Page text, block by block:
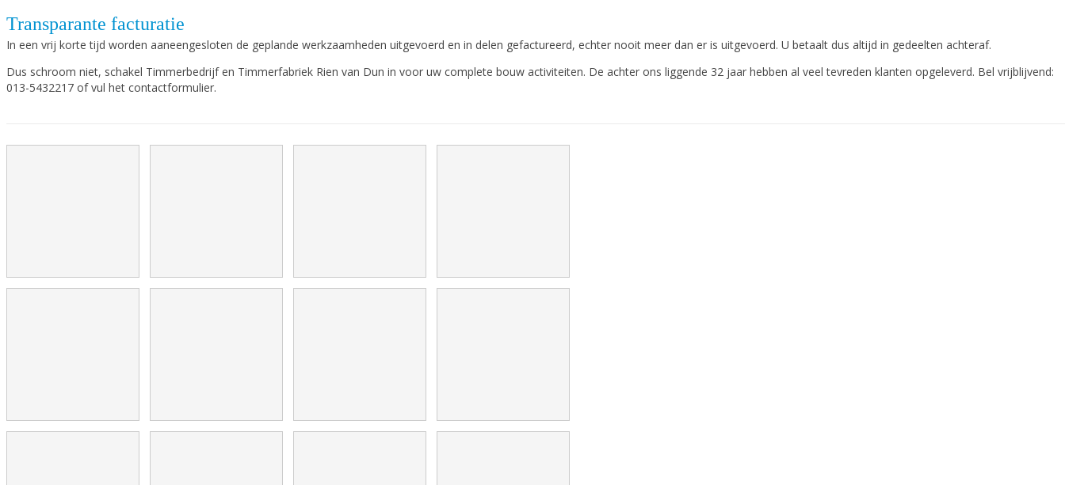
Transparante facturatie
In een vrij korte tijd worden aaneengesloten de geplande werkzaamheden uitgevoerd en in delen gefactureerd, echter nooit meer dan er is uitgevoerd. U betaalt dus altijd in gedeelten achteraf.
Dus schroom niet, schakel Timmerbedrijf en Timmerfabriek Rien van Dun in voor uw complete bouw activiteiten. De achter ons liggende 32 jaar hebben al veel tevreden klanten opgeleverd. Bel vrijblijvend:
013-5432217 of vul het contactformulier.